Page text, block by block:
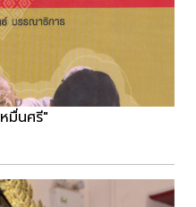
มื่นศรี"